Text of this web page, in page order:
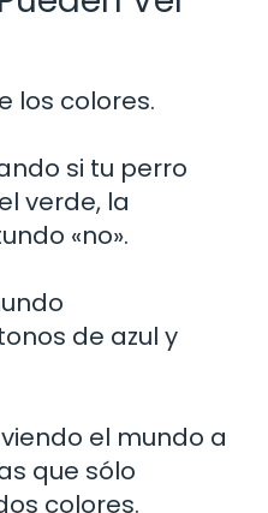
los colores.
si tu perro
verde, la
«no».
de azul y
el mundo a
que sólo
colores.